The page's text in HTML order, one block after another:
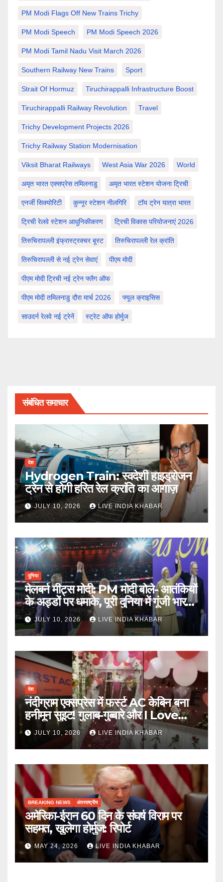
PM Modi Flags Off New Trains Trichy
PM Modi Speech PM Modi Speech 2026
PM Modi Tamil Nadu Visit March 2026
Southern Railway New Trains Sport
Strait Of Hormuz Tiruchirappalli Infrastructure Boost
Tiruchirappalli Railway Revolution Travel
Trichy Development Projects 2026
Trichy Railway Station Modernisation
Viksit Bharat Railways West Asia War 2026 World
अमृत भारत एक्सप्रेस तमिलनाडु अमृत भारत स्टेशन योजना ट्रिची
एनर्जी सिक्योरिटी कुन्नूर स्टेशन नीलगिरि टॉय ट्रेन यात्रा भारत
ट्रिची रेलवे स्टेशन आधुनिकीकरण ट्रिची विकास परियोजनाएं 2026
तिरुचिरापल्ली इंफ्रास्ट्रक्चर बूस्ट तिरुचिरापल्ली रेल क्रांति
तिरुचिरापल्ली से नई ट्रेन सेवाएं पीएम मोदी
पीएम मोदी ट्रिची नई ट्रेन फ्लैग ऑफ
पीएम मोदी तमिलनाडु दौरा मार्च 2026 फ्यूल क्राइसिस
साउदर्न रेलवे नई ट्रेनें स्ट्रेट ऑफ होर्मुज
संबंधित समाचार
देश
Hydrogen Train: स्वदेशी हाइड्रोजन
ट्रेन से होगी हरित रेल क्रांति का आगाज़
JULY 10, 2026 LIVE INDIA KHABAR
दुनिया
मेलबर्न मीट्स मोदी: PM मोदी बोले- आतंकियों
के अड्डों पर धमाके, पूरी दुनिया में गूंजी भारत
की ताकत
JULY 10, 2026 LIVE INDIA KHABAR
देश
नंदीग्राम एक्सप्रेस में फर्स्ट AC केबिन बना
हनीमून सुइट! गुलाब-गुब्बारे और I Love
You, TTE सस्पेंड
JULY 10, 2026 LIVE INDIA KHABAR
BREAKING NEWS अंतरराष्ट्रीय
अमेरिका-ईरान 60 दिन के संघर्ष विराम पर
सहमत, खुलेगा होर्मुज: रिपोर्ट
MAY 24, 2026 LIVE INDIA KHABAR